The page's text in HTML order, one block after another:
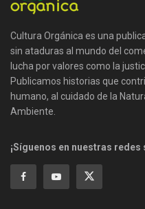
Cultura Orgánica es una
sin ataduras al mundo del
lucha por valores como la
Publicamos historias que
humano, al cuidado de la
Ambiente.
¡Síguenos en nuestras redes